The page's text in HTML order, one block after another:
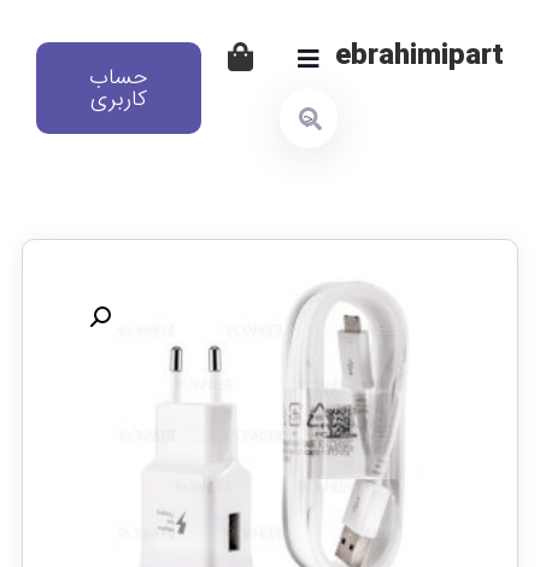
ebrahimipart حساب
کاربری